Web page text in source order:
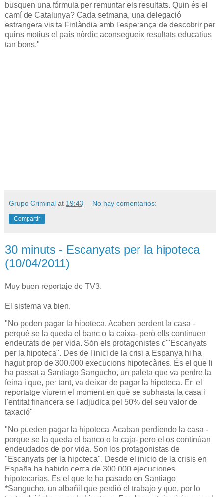
busquen una fórmula per remuntar els resultats. Quin és el
camí de Catalunya? Cada setmana, una delegació
estrangera visita Finlàndia amb l'esperança de descobrir per
quins motius el país nòrdic aconsegueix resultats educatius
tan bons."
Grupo Criminal at 19:43 No hay comentarios:
Compartir
30 minuts - Escanyats per la hipoteca
(10/04/2011)
Muy buen reportaje de TV3.
El sistema va bien.
"No poden pagar la hipoteca. Acaben perdent la casa -
perquè se la queda el banc o la caixa- però ells continuen
endeutats de per vida. Són els protagonistes d'"Escanyats
per la hipoteca". Des de l'inici de la crisi a Espanya hi ha
hagut prop de 300.000 execucions hipotecàries. És el que li
ha passat a Santiago Sangucho, un paleta que va perdre la
feina i que, per tant, va deixar de pagar la hipoteca. En el
reportatge viurem el moment en què se subhasta la casa i
l'entitat financera se l'adjudica pel 50% del seu valor de
taxació"
"No pueden pagar la hipoteca. Acaban perdiendo la casa -
porque se la queda el banco o la caja- pero ellos continúan
endeudados de por vida. Son los protagonistas de
"Escanyats per la hipoteca". Desde el inicio de la crisis en
España ha habido cerca de 300.000 ejecuciones
hipotecarias. Es el que le ha pasado en Santiago
*Sangucho, un albañil que perdió el trabajo y que, por lo